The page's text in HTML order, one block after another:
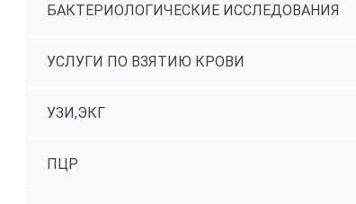
БАКТЕРИОЛОГИЧЕСКИЕ ИССЛЕДОВАНИЯ
УСЛУГИ ПО ВЗЯТИЮ КРОВИ
УЗИ,ЭКГ
ПЦР